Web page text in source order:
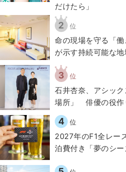
だけたら」
2 位
命の現場を守る「
が示す持続可能な地
3 位
石井杏奈、アシッ
場所」 俳優の役作
4 位
2027年のF1全レー
泊費付き「夢のシ